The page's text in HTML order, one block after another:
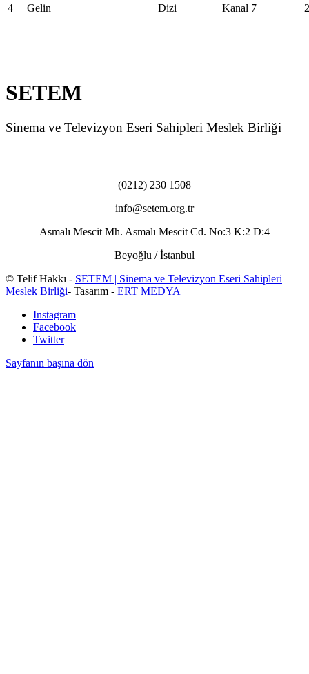
4
Gelin Dizi Kanal 7
SETEM
Sinema ve Televizyon Eseri Sahipleri Meslek Birliği
(0212) 230 1508
info@setem.org.tr
Asmalı Mescit Mh. Asmalı Mescit Cd. No:3 K:2 D:4
Beyoğlu / İstanbul
© Telif Hakkı - SETEM | Sinema ve Televizyon Eseri Sahipleri
Meslek Birliği- Tasarım - ERT MEDYA
Instagram
Facebook
Twitter
Sayfanın başına dön